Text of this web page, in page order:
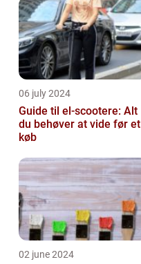
06 july 2024
Guide til el-scootere: Alt
du behøver at vide før et
køb
02 june 2024